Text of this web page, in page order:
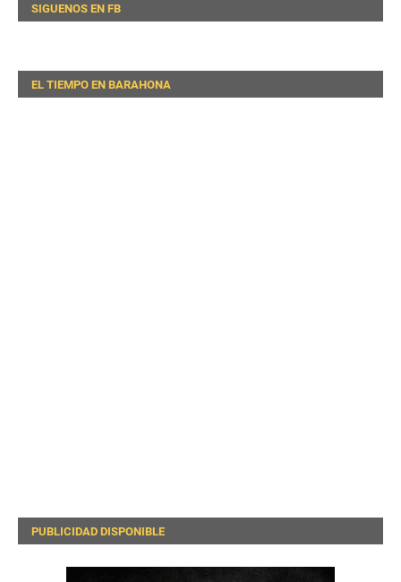
SIGUENOS EN FB
EL TIEMPO EN BARAHONA
PUBLICIDAD DISPONIBLE